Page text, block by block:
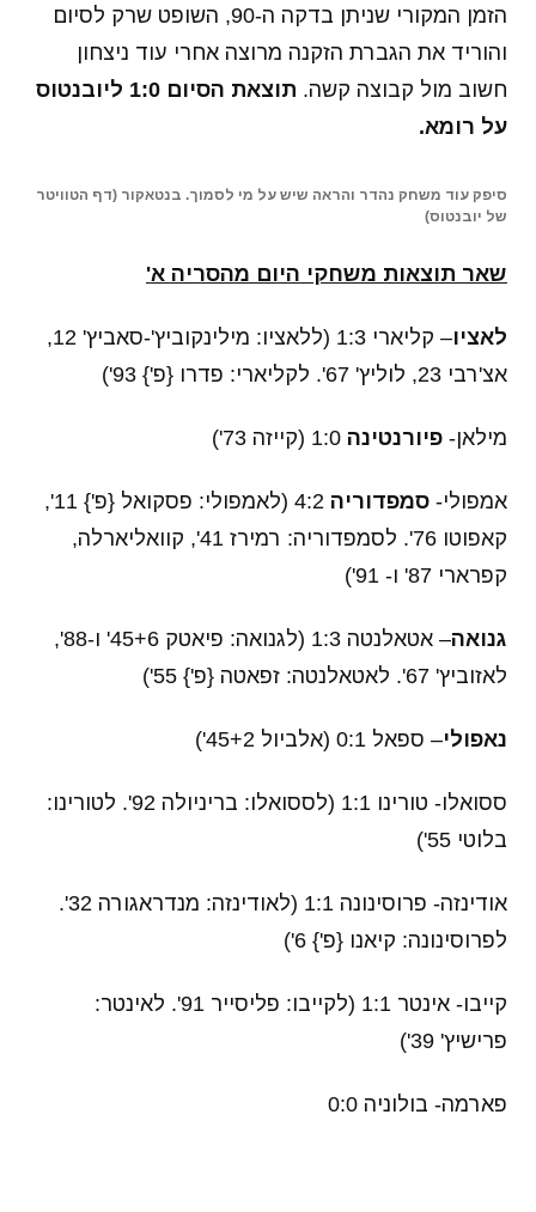
הזמן המקורי שניתן בדקה ה-90, השופט שרק לסיום
והוריד את הגברת הזקנה מרוצה אחרי עוד ניצחון
חשוב מול קבוצה קשה.
תוצאת הסיום 1:0 ליובנטוס
על רומא.
סיפק עוד משחק נהדר והראה שיש על מי לסמוך. בנטאקור (דף הטוויטר
של יובנטוס)
שאר תוצאות משחקי היום מהסריה א'
לאציו
– קליארי 1:3 (ללאציו: מילינקוביץ'-סאביץ' 12,
אצ'רבי 23, לוליץ' 67'. לקליארי: פדרו {פ'} 93')
מילאן- פיורנטינה
אמפולי- סמפדוריה
4:2 (לאמפולי: פסקואל {פ'} 11',
קאפוטו 76'. לסמפדוריה: רמירז 41', קוואליארלה,
קפרארי 87' ו- 91')
גנואה
– אטאלנטה 1:3 (לגנואה: פיאטק 45+6' ו-88',
לאזוביץ' 67'. לאטאלנטה: זפאטה {פ'} 55')
נאפולי– ספאל 0:1 (אלביול 45+2')
ססואלו- טורינו 1:1 (לססואלו: בריניולה 92'. לטורינו:
בלוטי 55')
אודינזה- פרוסינונה 1:1 (לאודינזה: מנדראגורה 32'.
לפרוסינונה: קיאנו {פ'} 6')
קייבו- אינטר 1:1 (לקייבו: פליסייר 91'. לאינטר:
פרישיץ' 39')
פארמה- בולוניה 0:0